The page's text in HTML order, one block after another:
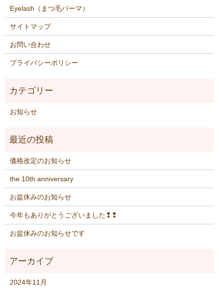
Eyelash（まつ毛パーマ）
サイトマップ
お問い合わせ
プライバシーポリシー
お知らせ
価格改定のお知らせ
the 10th anniversary
お盆休みのお知らせ
今年もありがとうございました❢❢
お盆休みのお知らせです
2024年11月